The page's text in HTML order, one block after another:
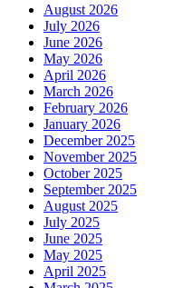
August 2026
July 2026
June 2026
May 2026
April 2026
March 2026
February 2026
January 2026
December 2025
November 2025
October 2025
September 2025
August 2025
July 2025
June 2025
May 2025
April 2025